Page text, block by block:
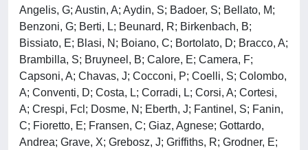
Angelis, G; Austin, A; Aydin, S; Badoer, S; Bellato, M;
Benzoni, G; Berti, L; Beunard, R; Birkenbach, B;
Bissiato, E; Blasi, N; Boiano, C; Bortolato, D; Bracco, A;
Brambilla, S; Bruyneel, B; Calore, E; Camera, F;
Capsoni, A; Chavas, J; Cocconi, P; Coelli, S; Colombo,
A; Conventi, D; Costa, L; Corradi, L; Corsi, A; Cortesi,
A; Crespi, Fcl; Dosme, N; Eberth, J; Fantinel, S; Fanin,
C; Fioretto, E; Fransen, C; Giaz, Agnese; Gottardo,
Andrea; Grave, X; Grebosz, J; Griffiths, R; Grodner, E;